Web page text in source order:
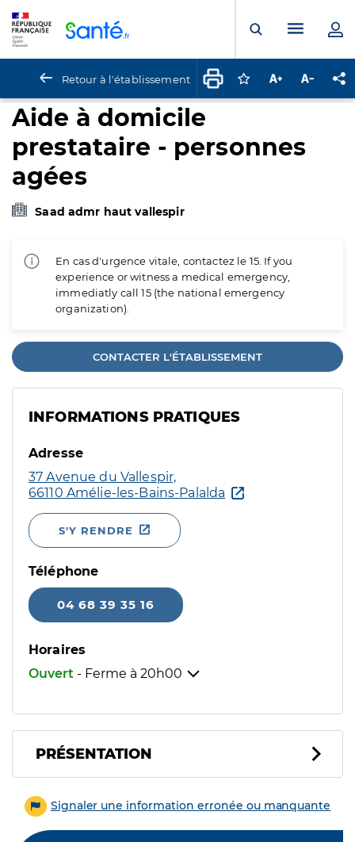
Ouvrir laMenu
Retour à l'établissement Connectez-vous
Augmenter la
Aide à domicile
prestataire - personnes
agées
Saad admr haut vallespir
En cas d'urgence vitale, contactez le 15. If you
experience or witness a medical emergency,
immediatly call 15 (the national emergency
organization).
CONTACTER L'ÉTABLISSEMENT
INFORMATIONS PRATIQUES
Adresse
37 Avenue du Vallespir,
66110 Amélie-les-Bains-Palalda
S'Y RENDRE
Téléphone
04 68 39 35 16
Horaires
Ouvert - Ferme à 20h00
PRÉSENTATION
Signaler une information erronée ou manquante